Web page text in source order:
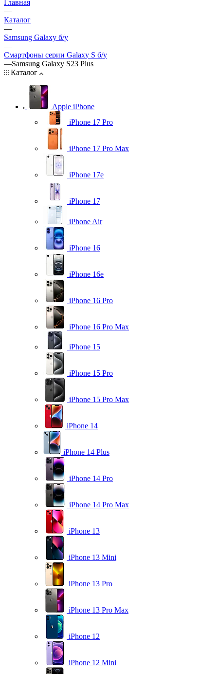
Главная
—
Каталог
—
Samsung Galaxy б/у
—
Смартфоны серии Galaxy S б/у
—Samsung Galaxy S23 Plus
Каталог
Apple iPhone
iPhone 17 Pro
iPhone 17 Pro Max
iPhone 17e
iPhone 17
iPhone Air
iPhone 16
iPhone 16e
iPhone 16 Pro
iPhone 16 Pro Max
iPhone 15
iPhone 15 Pro
iPhone 15 Pro Max
iPhone 14
iPhone 14 Plus
iPhone 14 Pro
iPhone 14 Pro Max
iPhone 13
iPhone 13 Mini
iPhone 13 Pro
iPhone 13 Pro Max
iPhone 12
iPhone 12 Mini